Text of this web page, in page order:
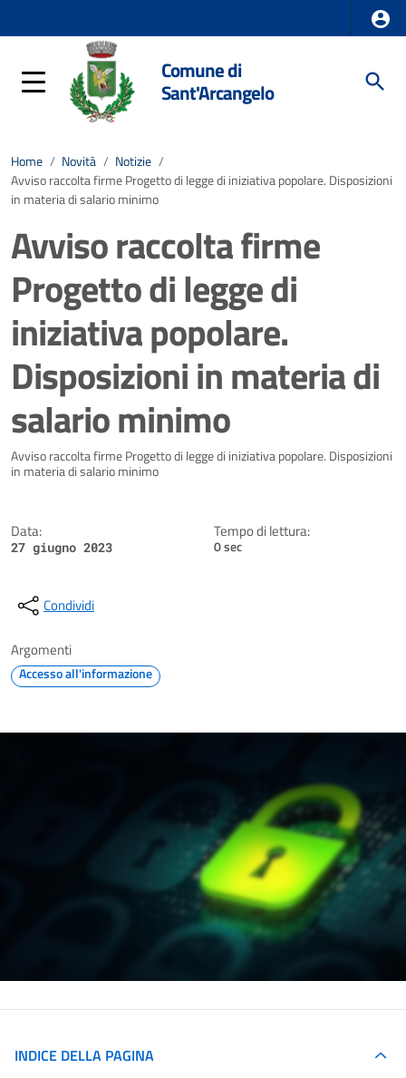
Comune di
Sant'Arcangelo
Home / Novità / Notizie /
Avviso raccolta firme Progetto di legge di iniziativa popolare. Disposizioni
in materia di salario minimo
Avviso raccolta firme
Progetto di legge di
iniziativa popolare.
Disposizioni in materia di
salario minimo
Dettagli della notizia
Avviso raccolta firme Progetto di legge di iniziativa popolare. Disposizioni
in materia di salario minimo
Data:
27 giugno 2023
Tempo di lettura:
0 sec
Condividi
Argomenti
Accesso all'informazione
INDICE DELLA PAGINA